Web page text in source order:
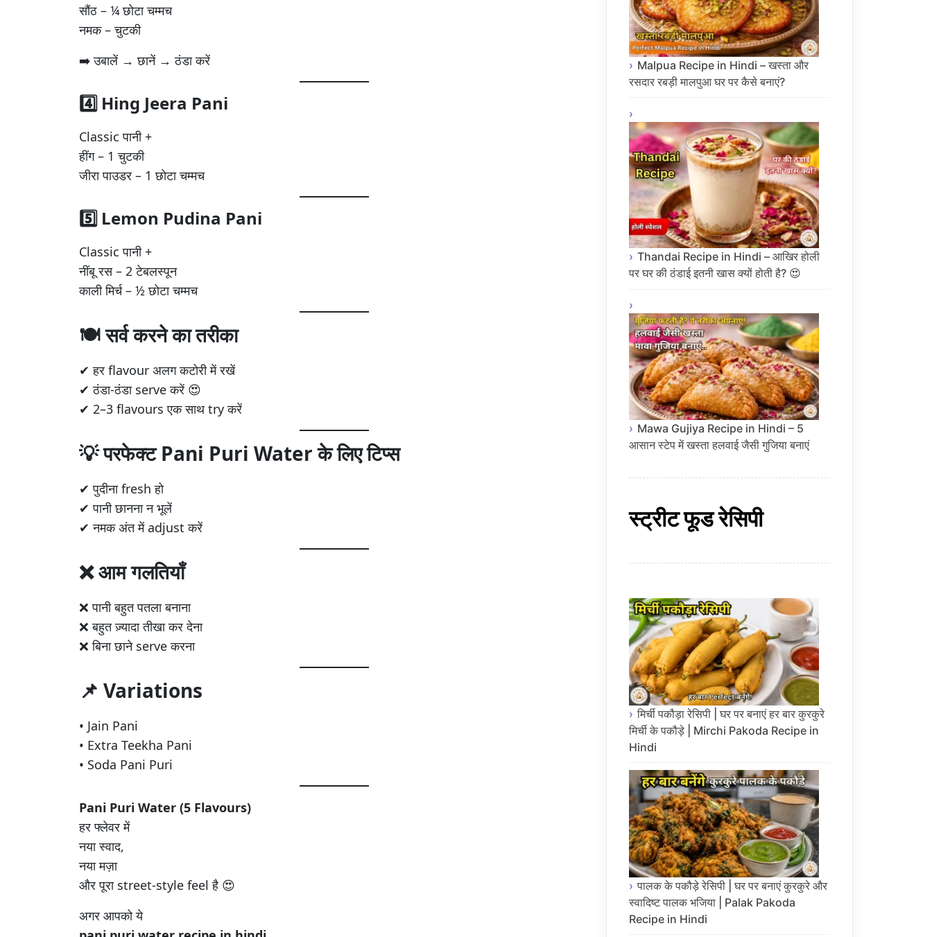
सौंठ – ¼ छोटा चम्मच
नमक – चुटकी
➡️ उबालें → छानें → ठंडा करें
4️⃣ Hing Jeera Pani
Classic पानी +
हींग – 1 चुटकी
जीरा पाउडर – 1 छोटा चम्मच
5️⃣ Lemon Pudina Pani
Classic पानी +
नींबू रस – 2 टेबलस्पून
काली मिर्च – ½ छोटा चम्मच
🍽️ सर्व करने का तरीका
✔ हर flavour अलग कटोरी में रखें
✔ ठंडा-ठंडा serve करें 😍
✔ 2–3 flavours एक साथ try करें
💡 परफेक्ट Pani Puri Water के लिए टिप्स
✔ पुदीना fresh हो
✔ पानी छानना न भूलें
✔ नमक अंत में adjust करें
❌ आम गलतियाँ
❌ पानी बहुत पतला बनाना
❌ बहुत ज़्यादा तीखा कर देना
❌ बिना छाने serve करना
📌 Variations
• Jain Pani
• Extra Teekha Pani
• Soda Pani Puri
Pani Puri Water (5 Flavours)
हर फ्लेवर में
नया स्वाद,
नया मज़ा
और पूरा street-style feel है 😍
अगर आपको ये
Malpua Recipe in Hindi – खस्ता और
रसदार रबड़ी मालपुआ घर पर कैसे बनाएं?
Thandai Recipe in Hindi – आखिर होली
पर घर की ठंडाई इतनी खास क्यों होती है? 😍
Mawa Gujiya Recipe in Hindi – 5
आसान स्टेप में खस्ता हलवाई जैसी गुजिया बनाएं
स्ट्रीट फूड रेसिपी
मिर्ची पकौड़ा रेसिपी | घर पर बनाएं हर बार कुरकुरे
मिर्ची के पकौड़े | Mirchi Pakoda Recipe in
Hindi
पालक के पकौड़े रेसिपी | घर पर बनाएं कुरकुरे और
स्वादिष्ट पालक भजिया | Palak Pakoda
Recipe in Hindi